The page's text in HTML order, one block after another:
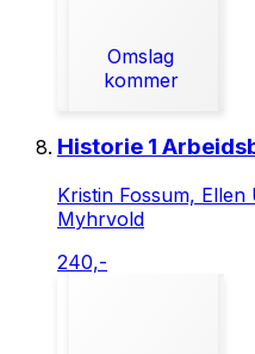
Omslag
kommer
Historie 1
Kristin Fossum,
Myhrvold
240,-